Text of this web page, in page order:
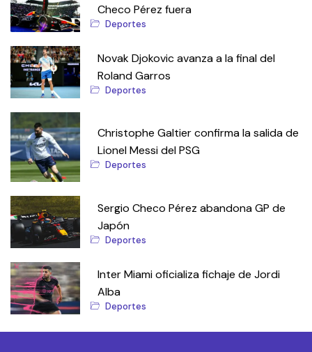
Checo Pérez fuera
Deportes
Novak Djokovic avanza a la final del
Roland Garros
Deportes
Christophe Galtier confirma la salida de
Lionel Messi del PSG
Deportes
Sergio Checo Pérez abandona GP de
Japón
Deportes
Inter Miami oficializa fichaje de Jordi
Alba
Deportes